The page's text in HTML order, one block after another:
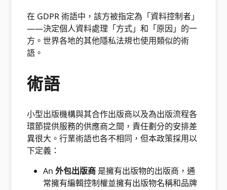
在 GDPR 術語中，該方被指定為「資料控制者」
——決定個人資料處理「方式」和「原因」的一
方。世界各地的其他隱私法規也使用類似的術
語。
術語
小型出版機構與其合作出版商以及為出版流程各
環節提供服務的供應商之間，責任劃分的安排差
異很大。行業術語也各不相同，但本政策採用以
下定義：
An外包出版商 是擁有出版物的出版商，通
常擁有編輯控制權並擁有出版物名稱和品牌